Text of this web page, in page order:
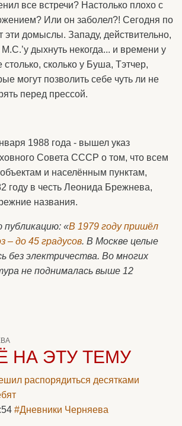
все встречи? Настолько плохо с
Или он заболел?! Сегодня по
домыслы. Западу, действительно,
дыхнуть некогда... и времени у
столько, сколько у Буша, Тэтчер,
могут позволить себе чуть ли не
перед прессой.
1988 года - вышел указ
Совета СССР о том, что всем
и населённым пунктам,
году в честь Леонида Брежнева,
названия.
«В 1979 году пришёл
– до 45 градусов. В Москве целые
без электричества. Во многих
не поднималась выше 12
НА ЭТУ ТЕМУ
#Дневники Черняева